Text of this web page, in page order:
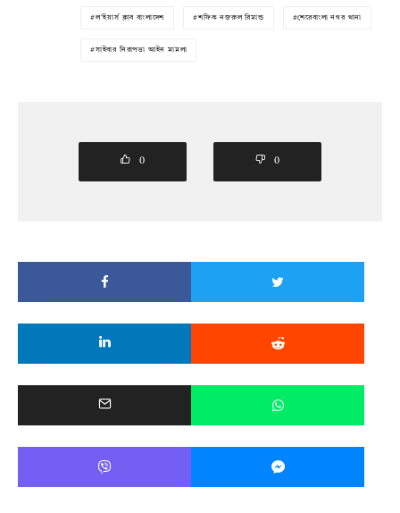
ল'ইয়ার্স ক্লাব বাংলাদেশ শফিক নজরুল রিমান্ড শেরেবাংলা নগর থানা
সাইবার নিরাপত্তা আইন মামলা
0 0